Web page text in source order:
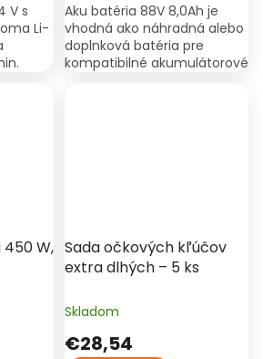
V s
Li-
Aku batéria 88V 8,0Ah je
vhodná ako náhradná alebo
doplnková batéria pre
kompatibilné akumulátorové
W, Sada očkových kľúčov
extra dlhých – 5 ks
Skladom
€28,54